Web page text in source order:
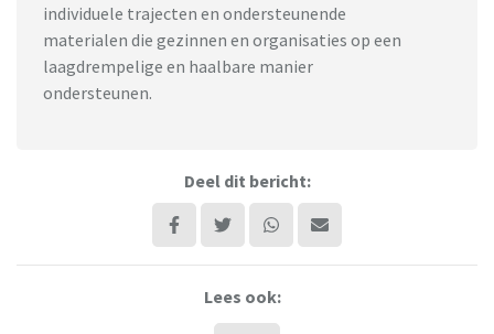
individuele trajecten en ondersteunende
materialen die gezinnen en organisaties op een
laagdrempelige en haalbare manier
ondersteunen.
Deel dit bericht:
Lees ook: